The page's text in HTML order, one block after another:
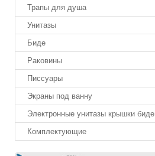
Трапы для душа
Унитазы
Биде
Раковины
Писсуары
Экраны под ванну
Электронные унитазы крышки биде
Комплектующие